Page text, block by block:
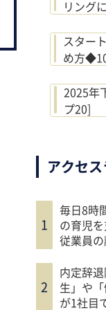
リング
スター
め方
2025年
プ20]
アクセ
毎日8時
の育児
従業員
内定辞
生」や
が1社目